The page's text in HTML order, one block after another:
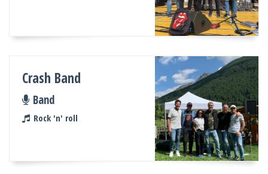
Crash Band
Band
Rock 'n' roll